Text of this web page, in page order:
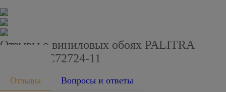
Отзывы о виниловых обоях PALITRA
HOME HC72724-11
Отзывы Вопросы и ответы